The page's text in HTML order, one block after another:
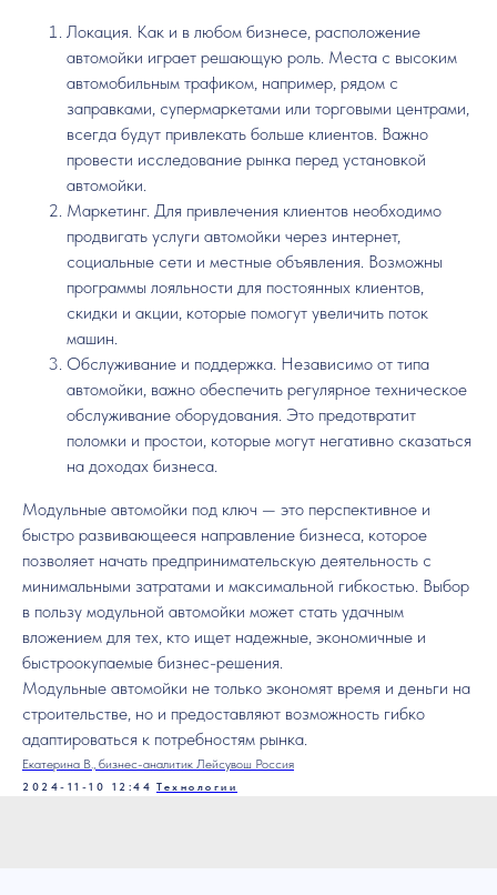
Локация. Как и в любом бизнесе, расположение
автомойки играет решающую роль. Места с высоким
автомобильным трафиком, например, рядом с
заправками, супермаркетами или торговыми центрами,
всегда будут привлекать больше клиентов. Важно
провести исследование рынка перед установкой
автомойки.
Маркетинг. Для привлечения клиентов необходимо
продвигать услуги автомойки через интернет,
социальные сети и местные объявления. Возможны
программы лояльности для постоянных клиентов,
скидки и акции, которые помогут увеличить поток
машин.
Обслуживание и поддержка. Независимо от типа
автомойки, важно обеспечить регулярное техническое
обслуживание оборудования. Это предотвратит
поломки и простои, которые могут негативно сказаться
на доходах бизнеса.
Модульные автомойки под ключ — это перспективное и
быстро развивающееся направление бизнеса, которое
позволяет начать предпринимательскую деятельность с
минимальными затратами и максимальной гибкостью. Выбор
в пользу модульной автомойки может стать удачным
вложением для тех, кто ищет надежные, экономичные и
быстроокупаемые бизнес-решения.
Модульные автомойки не только экономят время и деньги на
строительстве, но и предоставляют возможность гибко
адаптироваться к потребностям рынка.
Екатерина В., бизнес-аналитик Лейсувош Россия
2024-11-10 12:44 Технологии